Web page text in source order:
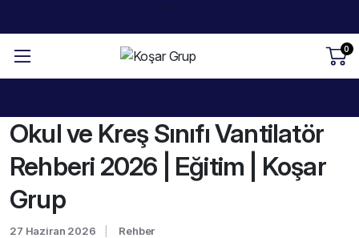
0
Okul ve Kreş Sınıfı Vantilatör
Rehberi 2026 | Eğitim | Koşar
Grup
27 Haziran 2026
Rehber